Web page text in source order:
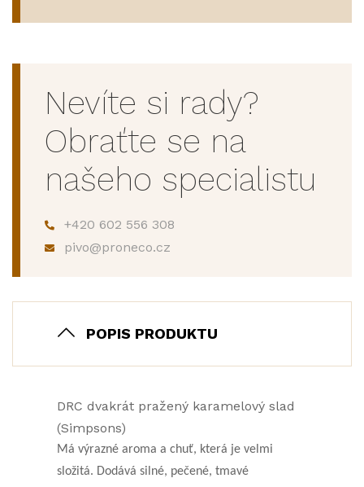
Nevíte si rady?
Obraťte se na
našeho specialistu
+420 602 556 308
pivo@proneco.cz
POPIS PRODUKTU
DRC dvakrát pražený karamelový slad
(Simpsons)
Má výrazné aroma a chuť, která je velmi
složitá. Dodává silné, pečené, tmavé